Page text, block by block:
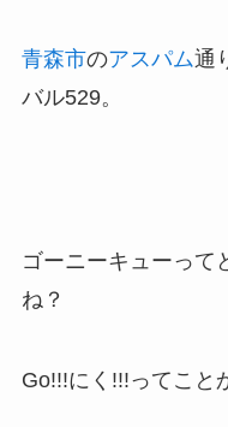
青森市のアスパム通
バル529。
ゴーニーキューって
ね？
Go!!!にく!!!ってこと